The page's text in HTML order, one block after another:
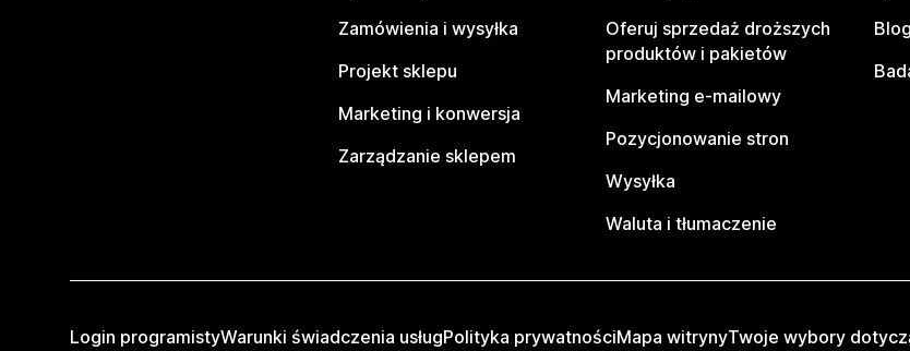
Zamówienia i wysyłka
Projekt sklepu
Marketing i konwersja
Zarządzanie sklepem
Oferuj sprzedaż droższych
produktów i pakietów
Marketing e-mailowy
Pozycjonowanie stron
Wysyłka
Waluta i tłumaczenie
Login programistyWarunki świadczenia usługPolityka prywatnościMapa witrynyTwoje wybory